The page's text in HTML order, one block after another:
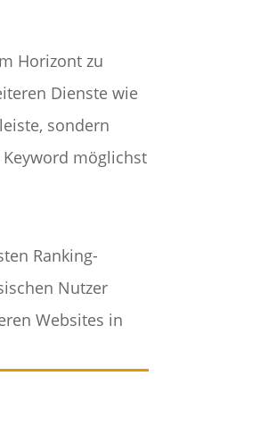
Horizont zu
Dienste wie
sondern
möglichst
Ranking-
Nutzer
Websites in